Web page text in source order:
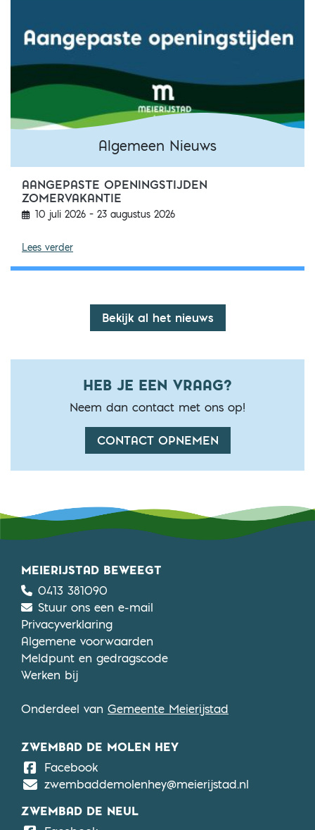
Algemeen Nieuws
AANGEPASTE OPENINGSTIJDEN
ZOMERVAKANTIE
Algemeen Nieuws
10 juli 2026 – 23 augustus 2026
Lees verderAangepaste openingstijden zomervakantie
Bekijk al het nieuws
HEB JE EEN VRAAG?
Neem dan contact met ons op!
CONTACT OPNEMEN
MEIERIJSTAD BEWEEGT
0413 381090
Stuur ons een e-mail
Privacyverklaring
Algemene voorwaarden
Meldpunt en gedragscode
Werken bij
Onderdeel van Gemeente Meierijstad
ZWEMBAD DE MOLEN HEY
FacebookDe Molen Hey
zwembaddemolenhey@meierijstad.nl
ZWEMBAD DE NEUL